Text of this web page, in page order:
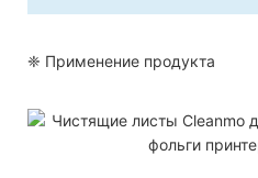
❈ Применение продукта